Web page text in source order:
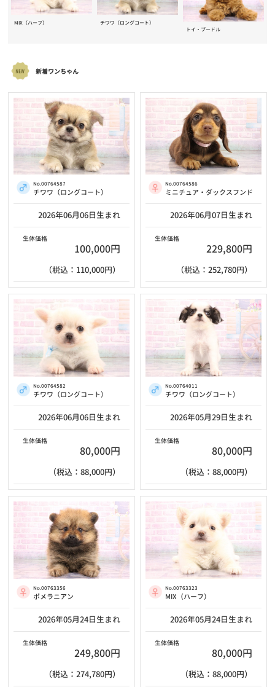
MIX（ハーフ）
チワワ（ロングコート）
トイ・プードル
新着ワンちゃん
No.00764587
チワワ（ロングコート）
2026年06月06日生まれ
生体価格
100,000円
（税込：110,000円）
No.00764586
ミニチュア・ダックスフンド
2026年06月07日生まれ
生体価格
229,800円
（税込：252,780円）
No.00764582
チワワ（ロングコート）
2026年06月06日生まれ
生体価格
80,000円
（税込：88,000円）
No.00764011
チワワ（ロングコート）
2026年05月29日生まれ
生体価格
80,000円
（税込：88,000円）
No.00763356
ポメラニアン
2026年05月24日生まれ
生体価格
249,800円
（税込：274,780円）
No.00763323
MIX（ハーフ）
2026年05月24日生まれ
生体価格
80,000円
（税込：88,000円）